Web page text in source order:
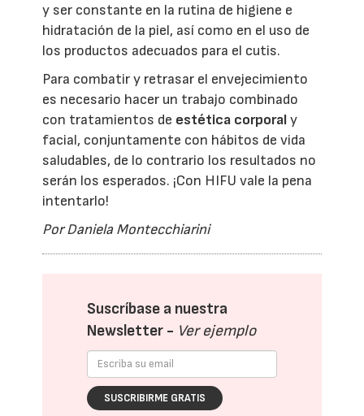
y ser constante en la rutina de higiene e
hidratación de la piel, así como en el uso de
los productos adecuados para el cutis.
Para combatir y retrasar el envejecimiento
es necesario hacer un trabajo combinado
con tratamientos de estética corporaly
facial, conjuntamente con hábitos de vida
saludables, de lo contrario los resultados no
serán los esperados. ¡Con HIFU vale la pena
intentarlo!
Por Daniela Montecchiarini
Suscríbase a nuestra
Newsletter - Ver ejemplo
SUSCRIBIRME GRATIS